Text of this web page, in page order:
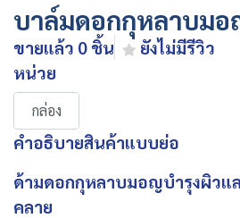
บาล์มดอกกุหลาบม
ขายแล้ว 0 ชิ้น
ยังไม่มีรีวิว
หน่วย
กล่อง
คำอธิบายสินค้าแบบย่อ
ด้ามดอกกุหลาบมอญบำรุงผิวแ
คลาย